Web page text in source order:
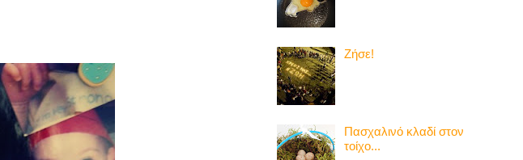
Ζήσε!
Πασχαλινό κλαδί στον
τοίχο...